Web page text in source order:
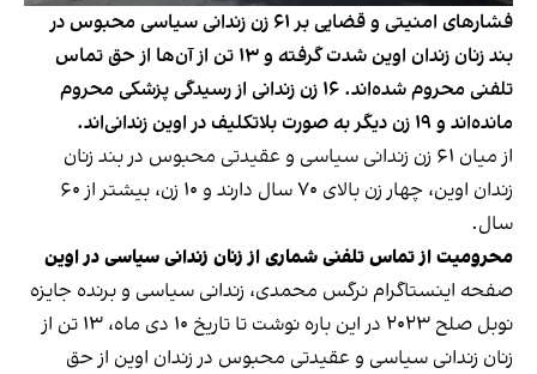
فشارهای امنیتی و قضایی بر ۶۱ زن زندانی سیاسی محبوس در
بند زنان زندان اوین شدت گرفته و ۱۳ تن از آن‌ها از حق تماس
تلفنی محروم شده‌اند. ۱۶ زن زندانی از رسیدگی پزشکی محروم
مانده‌اند و ۱۹ زن دیگر به صورت بلاتکلیف در اوین زندانی‌اند.
از میان ۶۱ زن زندانی سیاسی و عقیدتی محبوس در بند زنان
زندان اوین، چهار زن بالای ۷۰ سال دارند و ۱۰ زن، بیشتر از ۶۰
سال.
محرومیت از تماس تلفنی شماری از زنان زندانی سیاسی در اوین
صفحه اینستاگرام نرگس محمدی، زندانی سیاسی و برنده جایزه
نوبل صلح ۲۰۲۳
در این باره نوشت
تا تاریخ ۱۰ دی‌ ماه، ۱۳ تن از
زنان زندانی سیاسی و عقیدتی محبوس در زندان اوین از حق